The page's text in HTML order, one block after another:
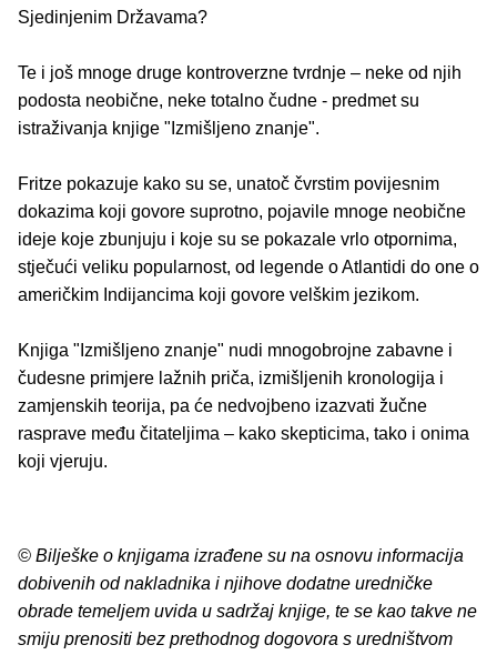
Sjedinjenim Državama?
Te i još mnoge druge kontroverzne tvrdnje – neke od njih
podosta neobične, neke totalno čudne - predmet su
istraživanja knjige "Izmišljeno znanje".
Fritze pokazuje kako su se, unatoč čvrstim povijesnim
dokazima koji govore suprotno, pojavile mnoge neobične
ideje koje zbunjuju i koje su se pokazale vrlo otpornima,
stječući veliku popularnost, od legende o Atlantidi do one o
američkim Indijancima koji govore velškim jezikom.
Knjiga "Izmišljeno znanje" nudi mnogobrojne zabavne i
čudesne primjere lažnih priča, izmišljenih kronologija i
zamjenskih teorija, pa će nedvojbeno izazvati žučne
rasprave među čitateljima – kako skepticima, tako i onima
koji vjeruju.
© Bilješke o knjigama izrađene su na osnovu informacija
dobivenih od nakladnika i njihove dodatne uredničke
obrade temeljem uvida u sadržaj knjige, te se kao takve ne
smiju prenositi bez prethodnog dogovora s uredništvom